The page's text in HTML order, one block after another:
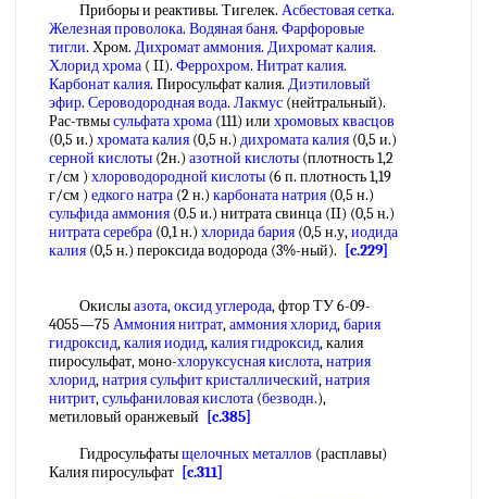
Приборы и реактивы. Тигелек. Асбестовая сетка.
Железная проволока. Водяная баня. Фарфоровые
тигли. Хром. Дихромат аммония. Дихромат калия.
Хлорид хрома ( II). Феррохром. Нитрат калия.
Карбонат калия. Пиросульфат калия. Диэтиловый
эфир. Сероводородная вода. Лакмус (нейтральный).
Рас-твмысульфата хрома (111) или хромовых квасцов
(0,5 и.) хромата калия (0,5 н.) дихромата калия (0,5 и.)
серной кислоты (2н.) азотной кислоты (плотность 1,2
г/см ) хлороводородной кислоты (6 п. плотность 1,19
г/см ) едкого натра (2 н.) карбоната натрия (0,5 н.)
сульфида аммония (0.5 и.) нитрата свинца (II) (0,5 н.)
нитрата серебра (0,1 н.) хлорида бария (0,5 н.у,иодида
калия (0,5 н.) пероксида водорода (3%-ный). [c.229]
Окислыазота,оксид углерода, фтор ТУ 6-09-
4055—75 Аммония нитрат,аммония хлорид,бария
гидроксид,калия иодид,калия гидроксид, калия
пиросульфат, моно-хлоруксусная кислота,натрия
хлорид,натрия сульфит кристаллический,натрия
нитрит,сульфаниловая кислота (безводн.),
метиловый оранжевый
[c.385]
Гидросульфатыщелочных металлов (расплавы)
Калия пиросульфат [c.311]